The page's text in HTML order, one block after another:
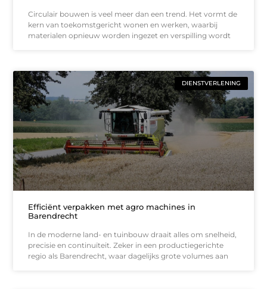
Circulair bouwen is veel meer dan een trend. Het vormt de
kern van toekomstgericht wonen en werken, waarbij
materialen opnieuw worden ingezet en verspilling wordt
DIENSTVERLENING
Efficiënt verpakken met agro machines in
Barendrecht
In de moderne land- en tuinbouw draait alles om snelheid,
precisie en continuïteit. Zeker in een productiegerichte
regio als Barendrecht, waar dagelijks grote volumes aan